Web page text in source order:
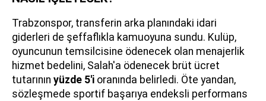
Trabzonspor, transferin arka planındaki idari
giderleri de şeffaflıkla kamuoyuna sundu. Kulüp,
oyuncunun temsilcisine ödenecek olan menajerlik
hizmet bedelini, Salah'a ödenecek brüt ücret
tutarının yüzde 5'i oranında belirledi. Öte yandan,
sözleşmede sportif başarıya endeksli performans